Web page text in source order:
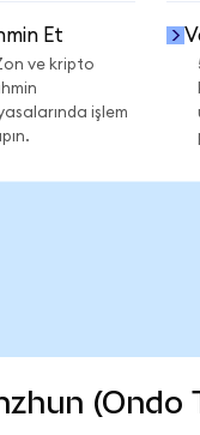
Et
ve kripto
işlem
(Ondo